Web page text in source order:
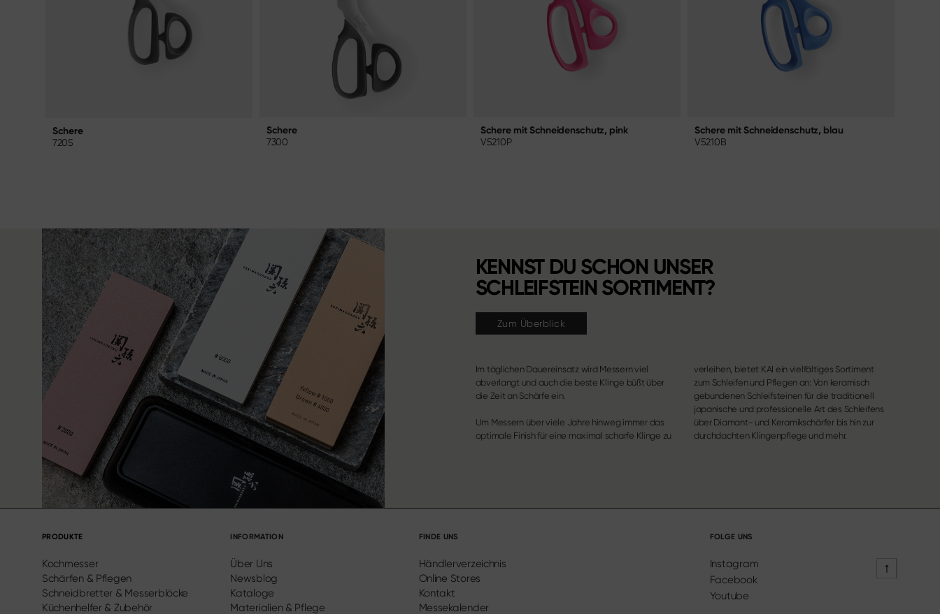
Schere
7205
Schere
7300
Schere mit Schneidenschutz, pink
V5210P
Schere mit Schneidenschutz, blau
V5210B
KENNST DU SCHON UNSER
SCHLEIFSTEIN SORTIMENT?
Zum Überblick
Im täglichen Dauereinsatz wird Messern viel
abverlangt und auch die beste Klinge büßt über
die Zeit an Schärfe ein.
Um Messern über viele Jahre hinweg immer das
optimale Finish für eine maximal scharfe Klinge zu
verleihen, bietet KAI ein vielfältiges Sortiment
zum Schleifen und Pflegen an: Von keramisch
gebundenen Schleifsteinen für die traditionell
japanische und professionelle Art des Schleifens
über Diamant- und Keramikschärfer bis hin zur
durchdachten Klingenpflege und mehr.
PRODUKTE
Kochmesser
Schärfen & Pflegen
Schneidbretter & Messerblöcke
Küchenhelfer & Zubehör
INFORMATION
Über Uns
Newsblog
Kataloge
Materialien & Pflege
FINDE UNS
Händlerverzeichnis
Online Stores
Kontakt
Messekalender
FOLGE UNS
Instagram
Facebook
Youtube